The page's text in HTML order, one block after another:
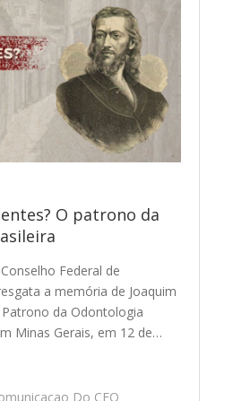
O patrono da
Federal de
a memória de Joaquim
Patrono da Odontologia
Minas Gerais, em 12 de…
Do CFO